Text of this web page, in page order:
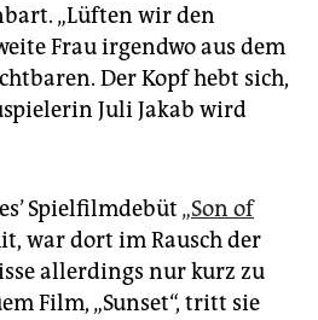
„Lüften wir den
Frau irgendwo aus dem
Der Kopf hebt sich,
Juli Jakab wird
Spielfilmdebüt „Son of
war dort im Rausch der
allerdings nur kurz zu
Film, „Sunset“, tritt sie